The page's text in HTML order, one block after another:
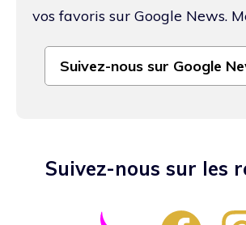
vos favoris sur Google News.
Suivez-nous sur Google
Suivez-nous sur les